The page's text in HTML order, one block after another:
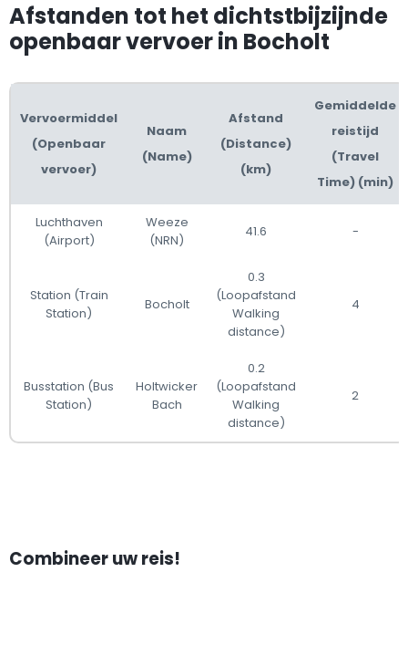
Afstanden tot het dichtstbijzijnde
openbaar vervoer in Bocholt
Vervoermiddel
(Openbaar
vervoer)
Naam
(Name)
Afstand
(Distance)
(km)
Gemiddelde
reistijd
(Travel
Time) (min)
Luchthaven
(Airport)
Weeze
(NRN)
41.6 -
Station (Train
Station)
Bocholt
0.3
(Loopafstand
Walking
distance)
4
Busstation (Bus
Station)
Holtwicker
Bach
0.2
(Loopafstand
Walking
distance)
2
Combineer uw reis!